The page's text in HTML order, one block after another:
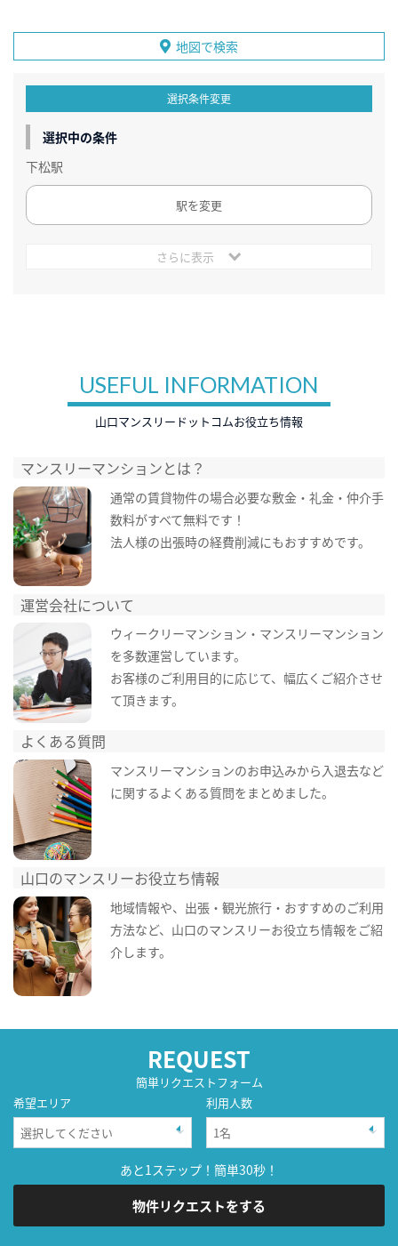
地図で検索
選択条件変更
選択中の条件
下松駅
駅を変更
さらに表示
USEFUL INFORMATION
山口マンスリードットコムお役立ち情報
マンスリーマンションとは？
通常の賃貸物件の場合必要な敷金・礼金・仲介手
数料がすべて無料です！
法人様の出張時の経費削減にもおすすめです。
運営会社について
ウィークリーマンション・マンスリーマンション
を多数運営しています。
お客様のご利用目的に応じて、幅広くご紹介させ
て頂きます。
よくある質問
マンスリーマンションのお申込みから入退去など
に関するよくある質問をまとめました。
山口のマンスリーお役立ち情報
地域情報や、出張・観光旅行・おすすめのご利用
方法など、山口のマンスリーお役立ち情報をご紹
介します。
REQUEST
簡単リクエストフォーム
希望エリア
利用人数
あと1ステップ！簡単30秒！
物件リクエストをする